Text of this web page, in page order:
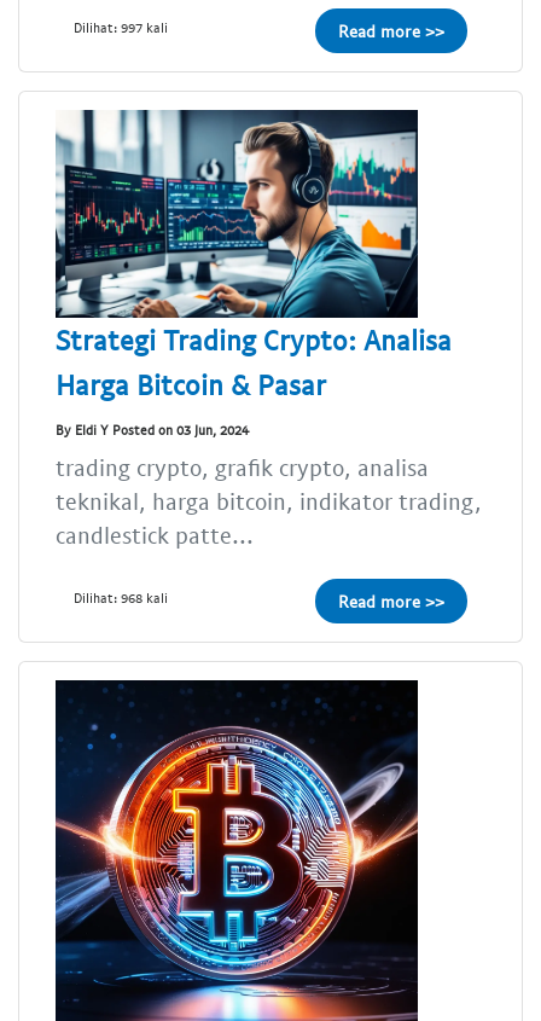
Dilihat: 997 kali Read more >>
Strategi Trading Crypto: Analisa
Harga Bitcoin & Pasar
By Eldi Y Posted on 03 Jun, 2024
trading crypto, grafik crypto, analisa
teknikal, harga bitcoin, indikator trading,
candlestick patte...
Dilihat: 968 kali Read more >>